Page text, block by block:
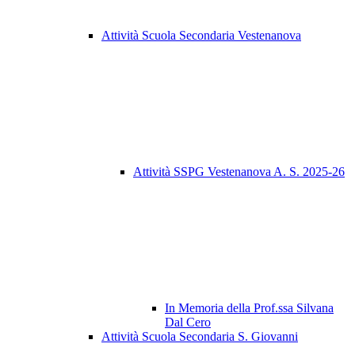
Attività Scuola Secondaria Vestenanova
Attività SSPG Vestenanova A. S. 2025-26
In Memoria della Prof.ssa Silvana
Dal Cero
Attività Scuola Secondaria S. Giovanni